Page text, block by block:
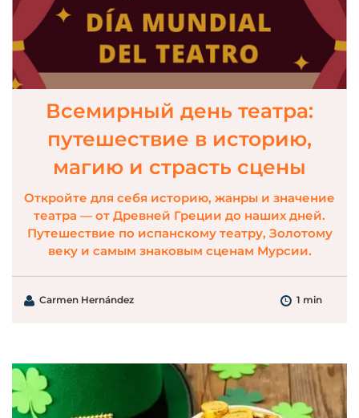
Всемирный день театра:
путешествие в историю,
магию и страсть сцены
Откройте для себя историю, жанры и значение
театра — от Древней Греции до наших дней.
Путешествие по испанскому театру, Золотому
веку и самым знаковым сценам Мурсии.
Carmen Hernández 1 min